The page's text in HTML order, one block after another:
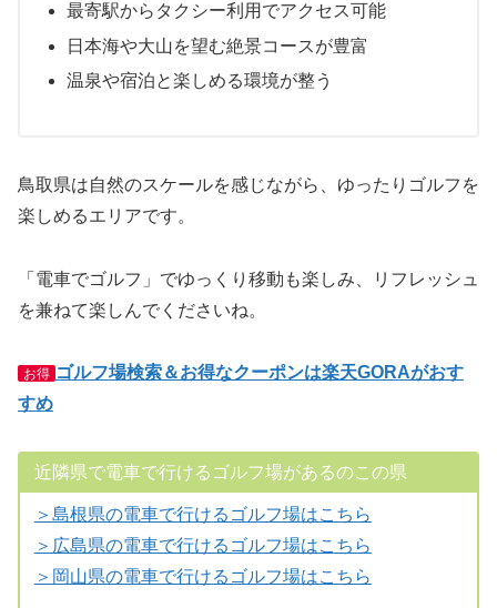
最寄駅からタクシー利用でアクセス可能
日本海や大山を望む絶景コースが豊富
温泉や宿泊と楽しめる環境が整う
鳥取県は自然のスケールを感じながら、ゆったりゴルフを
楽しめるエリアです。
「電車でゴルフ」でゆっくり移動も楽しみ、リフレッシュ
を兼ねて楽しんでくださいね。
お得 ゴルフ場検索＆お得なクーポンは楽天GORAがおす
すめ
近隣県で電車で行けるゴルフ場があるのこの県
＞島根県の電車で行けるゴルフ場はこちら
＞広島県の電車で行けるゴルフ場はこちら
＞岡山県の電車で行けるゴルフ場はこちら